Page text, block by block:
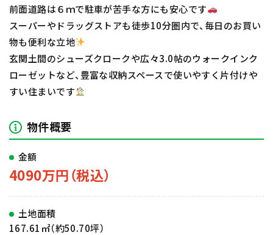
前面道路は６ｍで駐車が苦手な方にも安心です
スーパーやドラッグストアも徒歩10分圏内で、毎日のお買い
物も便利な立地
玄関土間のシューズクロークや広々3.0帖のウォークインク
ローゼットなど、豊富な収納スペースで使いやすく片付けや
すい住まいです
物件概要
金額
4090万円（税込）
土地面積
167.61㎡（約50.70坪）